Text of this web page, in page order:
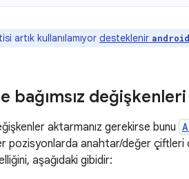
artık kullanılamıyor desteklenir
bağımsız
aktarmanız gerekirse bunu
pozisyonlarda anahtar/değer
aşağıdaki gibidir: